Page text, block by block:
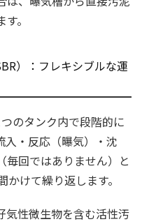
。
）：フレキシブルな運
のタンク内で段階的に
入・反応（曝気）・沈
毎回ではありません）と
けて繰り返します。
気性微生物を含む活性汚